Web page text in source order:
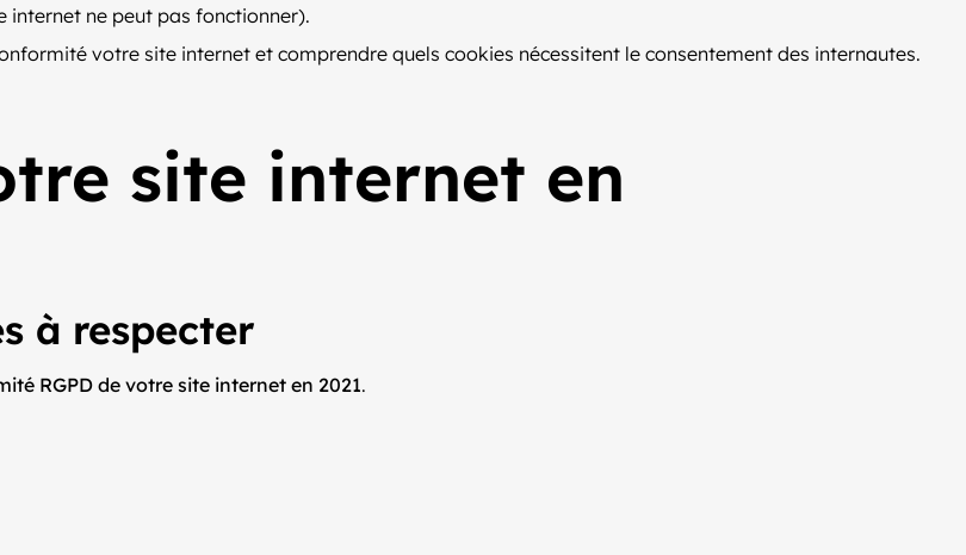
internet ne peut pas fonctionner).
votre site internet et comprendre quels cookies nécessitent le consentement des internautes.
site internet en
à respecter
RGPD de votre site internet en 2021.